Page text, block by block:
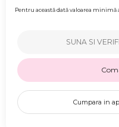
Pentru această dată valoarea minimă
SUNA SI
Cumpara in